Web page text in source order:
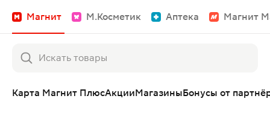
Магнит М.Косметик Аптека Магнит
Карта Магнит ПлюсАкцииМагазиныБонусы от